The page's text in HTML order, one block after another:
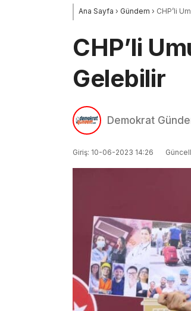
Ana Sayfa › Gündem › CHP’li
CHP’li
Gelebilir
Demokrat
Giriş: 10-06-2023 14:26